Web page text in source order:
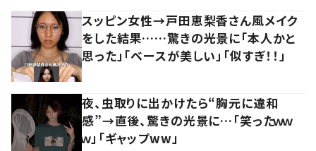
スッピン女性→戸田恵梨香さん風メイク
をした結果……驚きの光景に「本人かと
思った」「ベースが美しい」「似すぎ！！」
夜、虫取りに出かけたら“胸元に違和
感”→直後、驚きの光景に…「笑ったｗｗ
ｗ」「ギャップww」